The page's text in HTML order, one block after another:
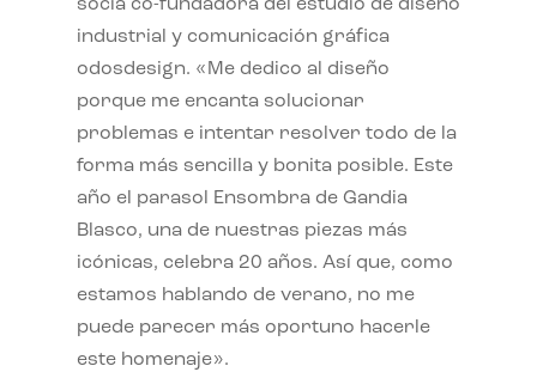
socia co-fundadora del estudio de diseño
industrial y comunicación gráfica
odosdesign. «Me dedico al diseño
porque me encanta solucionar
problemas e intentar resolver todo de la
forma más sencilla y bonita posible. Este
año el parasol Ensombra de Gandia
Blasco, una de nuestras piezas más
icónicas, celebra 20 años. Así que, como
estamos hablando de verano, no me
puede parecer más oportuno hacerle
este homenaje».